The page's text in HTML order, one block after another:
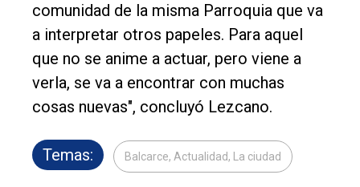
comunidad de la misma Parroquia que va
a interpretar otros papeles. Para aquel
que no se anime a actuar, pero viene a
verla, se va a encontrar con muchas
cosas nuevas", concluyó Lezcano.
Temas: Balcarce, Actualidad, La ciudad